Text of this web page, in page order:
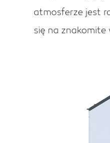
atmosferze jest
się na